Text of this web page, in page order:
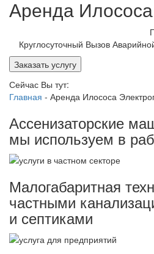
Аренда Илососа
Круглосуточный Вызов
Заказать услугу
Сейчас Вы тут:
Главная - Аренда Илососа
Ассенизаторские
мы используем в
Малогабаритная
частными
и септиками